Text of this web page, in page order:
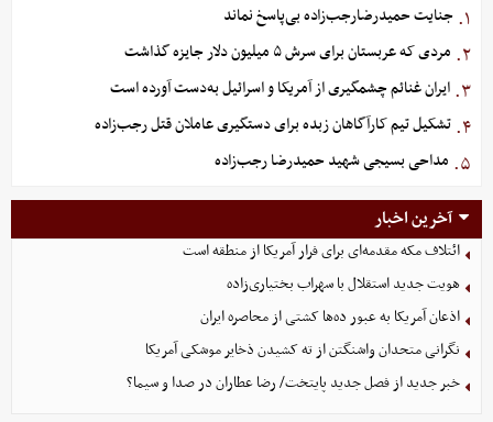
۱. جنایت حمیدرضارجب‌زاده بی‌پاسخ نماند
۲. مردی که عربستان برای سرش ۵ میلیون دلار جایزه گذاشت
۳. ایران غنائم چشمگیری از آمریکا و اسرائیل به‌دست آورده است
۴. تشکیل تیم کارآگاهان زبده برای دستگیری عاملان قتل رجب‌زاده
۵. مداحی بسیجی شهید حمیدرضا رجب‌زاده
آخرین اخبار
ائتلاف مکه مقدمه‌ای برای فرار آمریکا از منطقه است
هویت جدید استقلال با سهراب بختیاری‌زاده
اذعان آمریکا به عبور ده‌ها کشتی از محاصره ایران
نگرانی متحدان واشنگتن از ته کشیدن ذخایر موشکی آمریکا
خبر جدید از فصل جدید پایتخت/ رضا عطاران در صدا و سیما؟